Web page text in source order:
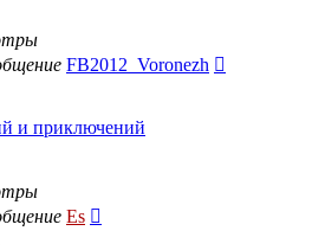
FB2012_Voronezh
и приключений
Es